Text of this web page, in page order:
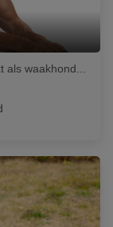
waakhond...